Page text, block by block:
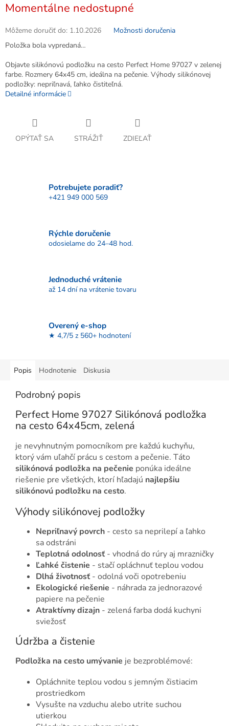
cena:
Momentálne nedostupné
Môžeme doručiť do: 1.10.2026
Možnosti doručenia
Položka bola vypredaná…
Objavte silikónovú podložku na cesto Perfect Home 97027 v zelenej
farbe. Rozmery 64x45 cm, ideálna na pečenie. Výhody silikónovej
podložky: nepriľnavá, ľahko čistiteľná.
Detailné informácie
OPÝTAŤ SA STRÁŽIŤ ZDIEĽAŤ
Potrebujete poradiť?
+421 949 000 569
Rýchle doručenie
odosielame do 24–48 hod.
Jednoduché vrátenie
až 14 dní na vrátenie tovaru
Overený e-shop
★ 4,7/5 z 560+ hodnotení
Popis Hodnotenie Diskusia
Podrobný popis
Perfect Home 97027 Silikónová podložka
na cesto 64x45cm, zelená
je nevyhnutným pomocníkom pre každú kuchyňu,
ktorý vám uľahčí prácu s cestom a pečenie. Táto
silikónová podložka na pečenie ponúka ideálne
riešenie pre všetkých, ktorí hľadajú najlepšiu
silikónovú podložku na cesto.
Výhody silikónovej podložky
Nepriľnavý povrch - cesto sa neprilepí a ľahko
sa odstráni
Teplotná odolnosť - vhodná do rúry aj mrazničky
Ľahké čistenie - stačí opláchnuť teplou vodou
Dlhá životnosť - odolná voči opotrebeniu
Ekologické riešenie - náhrada za jednorazové
papiere na pečenie
Atraktívny dizajn - zelená farba dodá kuchyni
sviežosť
Údržba a čistenie
Podložka na cesto umývanie je bezproblémové:
Opláchnite teplou vodou s jemným čistiacim
prostriedkom
Vysušte na vzduchu alebo utrite suchou
utierkou